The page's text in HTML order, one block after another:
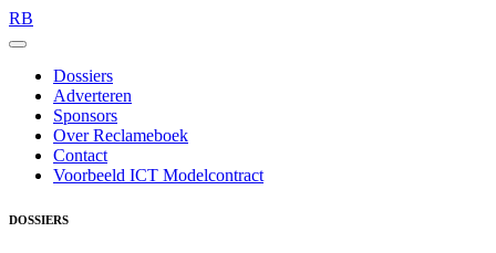
RB
Dossiers
Adverteren
Sponsors
Over Reclameboek
Contact
Voorbeeld ICT Modelcontract
DOSSIERS